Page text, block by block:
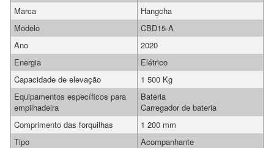
Marca
Hangcha
Modelo
CBD15-A
Ano
2020
Energia
Elétrico
Capacidade de elevação
1 500 Kg
Equipamentos específicos para
empilhadeira
Bateria
Carregador de bateria
Comprimento das forquilhas
1 200 mm
Tipo
Acompanhante